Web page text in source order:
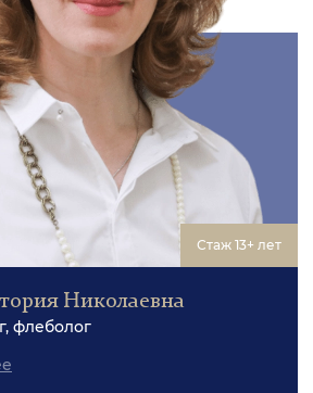
Стаж 13+ лет
Николаевна
флеболог